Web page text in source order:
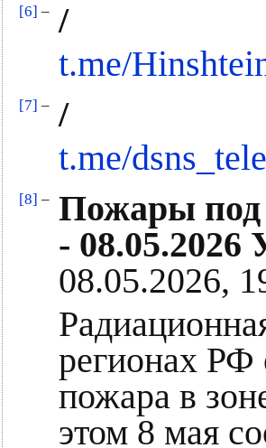
[6] – /
t.me/
[7] – /
t.me/
[8] – Пожары под
- 08.05.2026
08.05.2026,
регионах РФ
пожара в
этом 8 мая